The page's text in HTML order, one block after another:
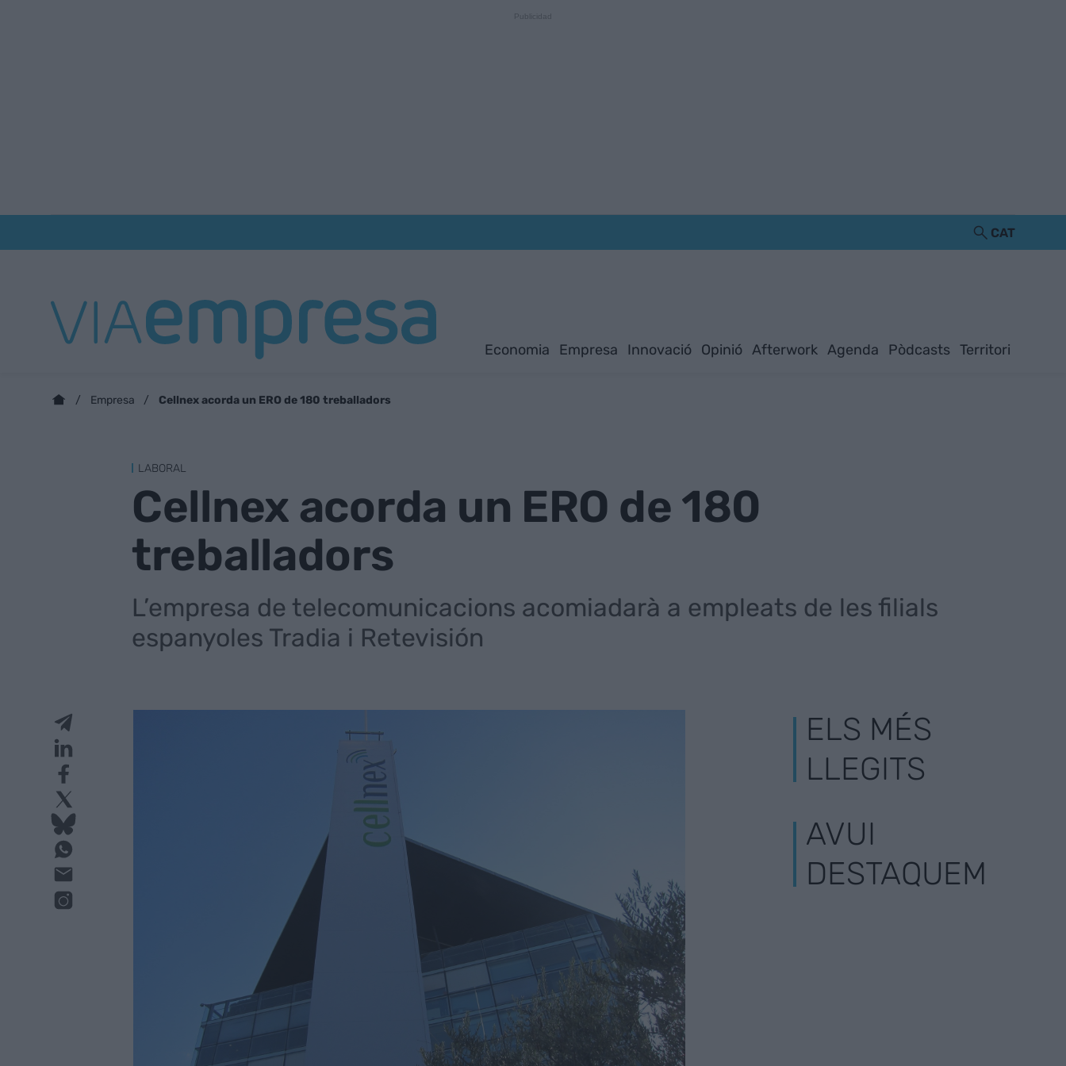
CAT
Economia Empresa Innovació Opinió Afterwork Agenda Pòdcasts Territori
Empresa Cellnex acorda un ERO de 180 treballadors
LABORAL
Cellnex acorda un ERO de 180
treballadors
L’empresa de telecomunicacions acomiadarà a empleats de les filials
espanyoles Tradia i Retevisión
ELS MÉS
LLEGITS
AVUI
DESTAQUEM